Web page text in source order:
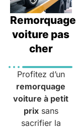
Remorquage
voiture pas
cher
Profitez d’un
remorquage
voiture à petit
prixsans
sacrifier la